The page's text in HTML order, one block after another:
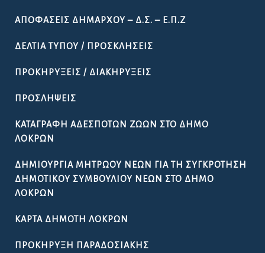
ΑΠΟΦΆΣΕΙΣ ΔΗΜΆΡΧΟΥ – Δ.Σ. – Ε.Π.Ζ
ΔΕΛΤΊΑ ΤΎΠΟΥ / ΠΡΟΣΚΛΉΣΕΙΣ
ΠΡΟΚΗΡΎΞΕΙΣ / ΔΙΑΚΗΡΎΞΕΙΣ
ΠΡΟΣΛΉΨΕΙΣ
ΚΑΤΑΓΡΑΦΉ ΑΔΈΣΠΟΤΩΝ ΖΏΩΝ ΣΤΟ ΔΉΜΟ
ΛΟΚΡΏΝ
ΔΗΜΙΟΥΡΓΊΑ ΜΗΤΡΏΟΥ ΝΈΩΝ ΓΙΑ ΤΗ ΣΥΓΚΡΌΤΗΣΗ
ΔΗΜΟΤΙΚΟΎ ΣΥΜΒΟΥΛΊΟΥ ΝΈΩΝ ΣΤΟ ΔΉΜΟ
ΛΟΚΡΏΝ
ΚΆΡΤΑ ΔΗΜΌΤΗ ΛΟΚΡΏΝ
ΠΡΟΚΉΡΥΞΗ ΠΑΡΑΔΟΣΙΑΚΉΣ